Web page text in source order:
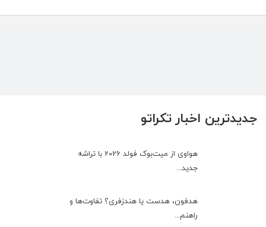
جدیدترین اخبار تکراتو
هواوی از میت‌بوک فولد 2026 با تراشه
جدید...
هدفون، هدست یا هندزفری؟ تفاوت‌ها و
راهنم...